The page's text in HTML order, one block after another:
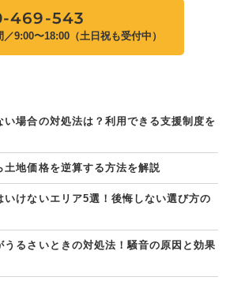
469-543
／9:00〜18:00（土日祝も受付中）
い場合の対処法は？利用できる支援制度を
土地価格を逆算する方法を解説
いけないエリア5選！後悔しない選び方の
うるさいときの対処法！騒音の原因と効果